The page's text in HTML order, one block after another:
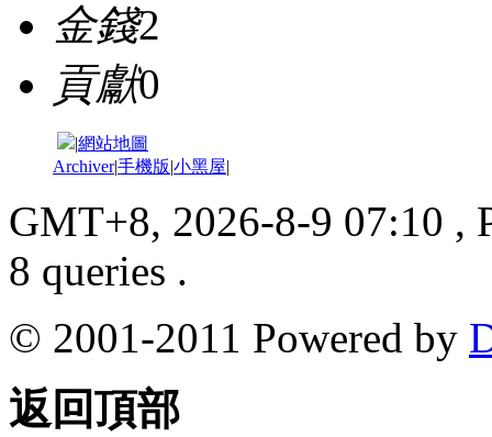
金錢2
貢獻0
|網站地圖
Archiver|手機版|小黑屋|
GMT+8, 2026-8-9 07:10 ,
8 queries .
© 2001-2011 Powered by
返回頂部